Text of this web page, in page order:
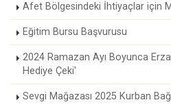
Afet Bölgesindeki İhtiyaçlar için
Eğitim Bursu Başvurusu
2024 Ramazan Ayı Boyunca
Hediye Çeki'
Sevgi Mağazası 2025 Kurban